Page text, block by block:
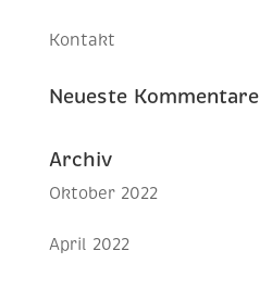
Kontakt
Neueste Kommentare
Archiv
Oktober 2022
April 2022